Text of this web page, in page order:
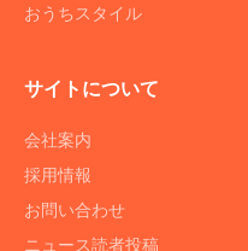
おうちスタイル
サイトについて
会社案内
採用情報
お問い合わせ
ニュース読者投稿